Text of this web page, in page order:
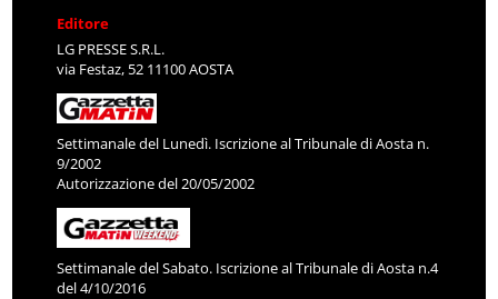
Editore
LG PRESSE S.R.L.
via Festaz, 52 11100 AOSTA
Settimanale del Lunedì. Iscrizione al Tribunale di Aosta n.
9/2002
Autorizzazione del 20/05/2002
Settimanale del Sabato. Iscrizione al Tribunale di Aosta n.4
del 4/10/2016